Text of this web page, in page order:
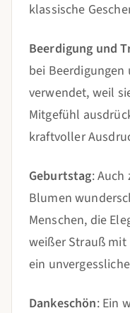
klassische
Beerdigung und
bei
verwendet, weil
Mitgefühl
kraftvoller
Geburtstag:
Blumen
Menschen, die
weißer Strauß mit
ein
Dankeschön: Ein